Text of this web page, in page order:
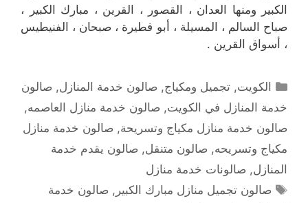
الكبير ومنها العدان ، القصور ، القرين ، مبارك الكبير ،
صباح السالم ، المسيلة ، أبو فطيرة ، صبحان ، الفنيطيس
، أسواق القرين .
التصنيفات
الكويت,تجميل ومكياج, صالون خدمة المنازل, صالون
خدمة المنازل في الكويت, صالون خدمة منازل العاصمه,
صالون خدمة منازل مكياج وتسريحة, صالون خدمة منازل
مكياج وتسريحه, صالون متنقل, صالون يقدم خدمة
المنازل, صالونات خدمة منازل
الوسوم
صالون تجميل منازل مبارك الكبير , صالون خدمة